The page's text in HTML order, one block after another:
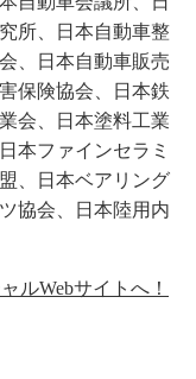
所、日本自動車整
、日本自動車販売
保険協会、日本鉄
会、日本塗料工業
本ファインセラミ
、日本ベアリング
協会、日本陸用内
ルWebサイトへ！